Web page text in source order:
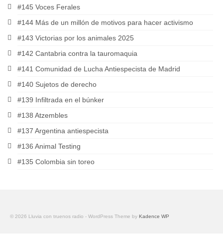
#145 Voces Ferales
#144 Más de un millón de motivos para hacer activismo
#143 Victorias por los animales 2025
#142 Cantabria contra la tauromaquia
#141 Comunidad de Lucha Antiespecista de Madrid
#140 Sujetos de derecho
#139 Infiltrada en el búnker
#138 Atzembles
#137 Argentina antiespecista
#136 Animal Testing
#135 Colombia sin toreo
© 2026 Lluvia con truenos radio - WordPress Theme by Kadence WP